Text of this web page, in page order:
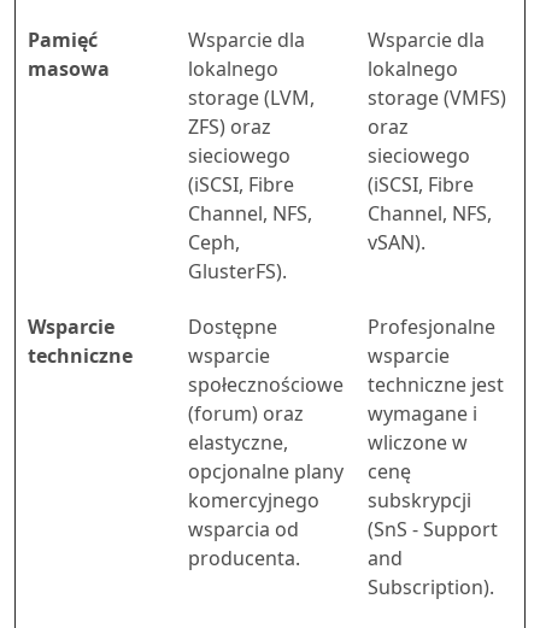
Pamięć
masowa
Wsparcie dla
lokalnego
storage (LVM,
ZFS) oraz
sieciowego
(iSCSI, Fibre
Channel, NFS,
Ceph,
GlusterFS).
Wsparcie dla
lokalnego
storage (VMFS)
oraz
sieciowego
(iSCSI, Fibre
Channel, NFS,
vSAN).
Wsparcie
techniczne
Dostępne
wsparcie
społecznościowe
(forum) oraz
elastyczne,
opcjonalne plany
komercyjnego
wsparcia od
producenta.
Profesjonalne
wsparcie
techniczne jest
wymagane i
wliczone w
cenę
subskrypcji
(SnS - Support
and
Subscription).